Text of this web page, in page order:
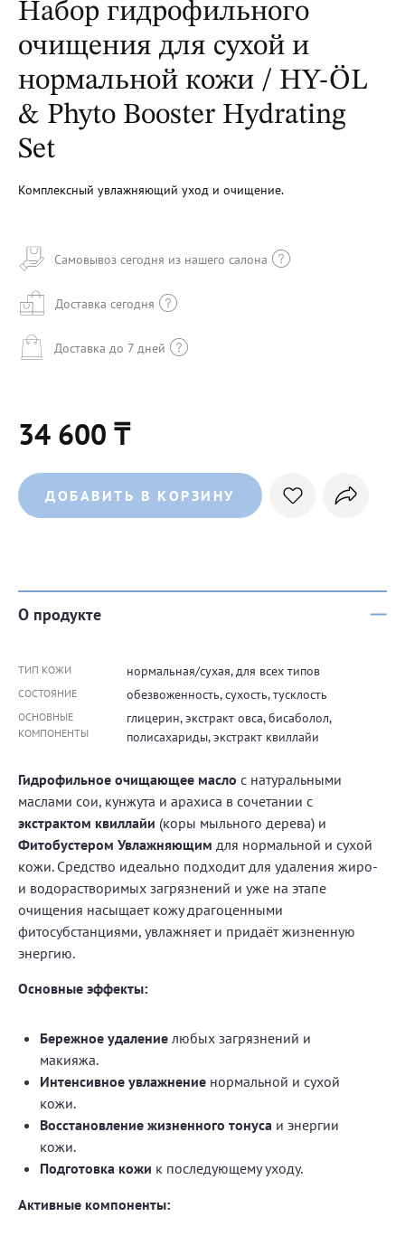
Набор гидрофильного
очищения для сухой и
нормальной кожи / HY-ÖL
& Phyto Booster Hydrating
Set
Комплексный увлажняющий уход и очищение.
Самовывоз сегодня из нашего салона
Доставка сегодня
Доставка до 7 дней
34 600 ₸
ДОБАВИТЬ В КОРЗИНУ
О продукте
ТИП КОЖИ нормальная/сухая, для всех типов
СОСТОЯНИЕ обезвоженность, сухость, тусклость
ОСНОВНЫЕ
КОМПОНЕНТЫ
глицерин, экстракт овса, бисаболол,
полисахариды, экстракт квиллайи
Гидрофильное очищающее масло с натуральными
маслами сои, кунжута и арахиса в сочетании с
экстрактом квиллайи (коры мыльного дерева) и
Фитобустером Увлажняющим для нормальной и сухой
кожи. Средство идеально подходит для удаления жиро-
и водорастворимых загрязнений и уже на этапе
очищения насыщает кожу драгоценными
фитосубстанциями, увлажняет и придаёт жизненную
энергию.
Основные эффекты:
Бережное удаление любых загрязнений и
макияжа.
Интенсивное увлажнение нормальной и сухой
кожи.
Восстановление жизненного тонуса и энергии
кожи.
Подготовка кожи к последующему уходу.
Активные компоненты: